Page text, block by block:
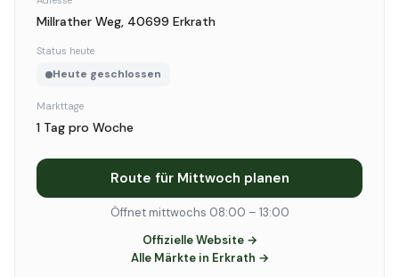
Millrather Weg, 40699 Erkrath
Status heute
Heute geschlossen
Markttage
1 Tag pro Woche
Route für Mittwoch planen
Öffnet mittwochs 08:00 – 13:00
Offizielle Website →
Alle Märkte in Erkrath →